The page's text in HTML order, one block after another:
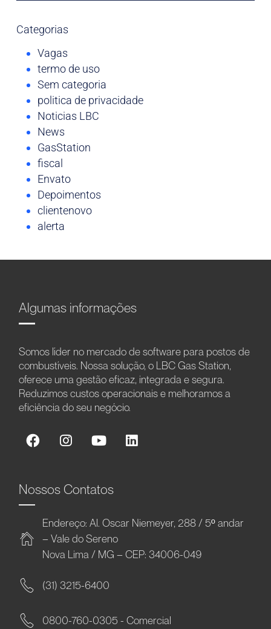
Categorias
Vagas
termo de uso
Sem categoria
politica de privacidade
Noticias LBC
News
GasStation
fiscal
Envato
Depoimentos
clientenovo
alerta
Algumas informações
Somos líder no mercado de software para postos de
combustíveis. Nossa solução, o LBC Gas Station,
oferece uma gestão eficaz, integrada e segura.
Reduzimos custos operacionais e melhoramos a
eficiência do seu negócio.
Nossos Contatos
Endereço: Al. Oscar Niemeyer, 288 / 5º andar
– Vale do Sereno
Nova Lima / MG – CEP: 34006-049
(31) 3215-6400
0800-760-0305 - Comercial